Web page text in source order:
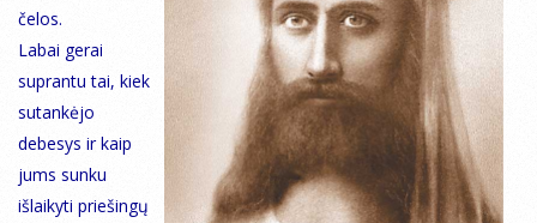
čelos.
Labai gerai
suprantu tai, kiek
sutankėjo
debesys ir kaip
jums sunku
išlaikyti priešingų